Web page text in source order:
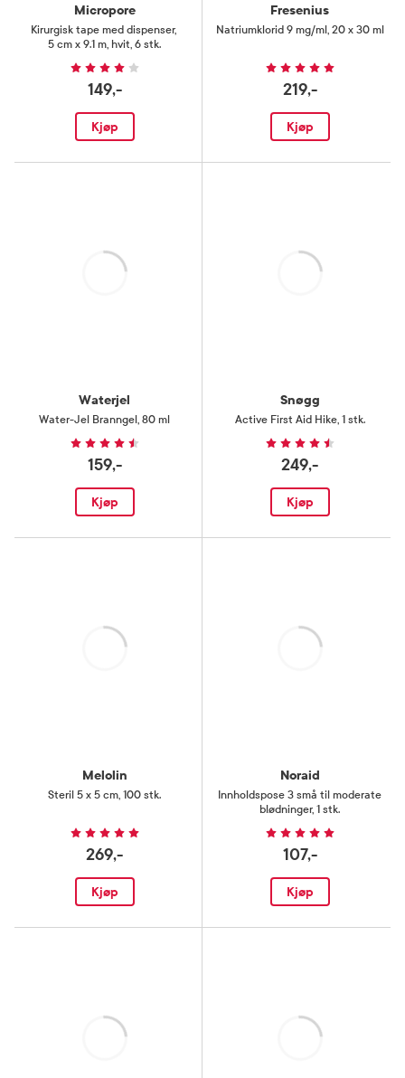
Micropore
Kirurgisk tape med dispenser,
5 cm x 9.1 m, hvit, 6 stk.
149,-
Kjøp
Fresenius
Natriumklorid 9 mg/ml , 20 x 30 ml
219,-
Kjøp
Waterjel
Water-Jel Branngel , 80 ml
159,-
Kjøp
Snøgg
Active First Aid Hike, 1 stk.
249,-
Kjøp
Melolin
Steril 5 x 5 cm, 100 stk.
269,-
Kjøp
Noraid
Innholdspose 3 små til moderate
blødninger, 1 stk.
107,-
Kjøp